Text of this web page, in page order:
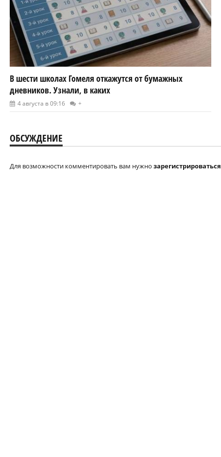
В шести школах Гомеля откажутся от бумажных
дневников. Узнали, в каких
4 августа в 09:16 +
ОБСУЖДЕНИЕ
Для возможности комментировать вам нужно зарегистрироваться